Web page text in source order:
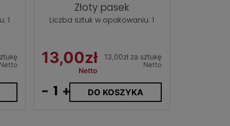
1
Złoty pasek
Liczba sztuk w opakowaniu: 1
13,00zł
Netto
13,00zł za sztukę
Netto
- + DO KOSZYKA